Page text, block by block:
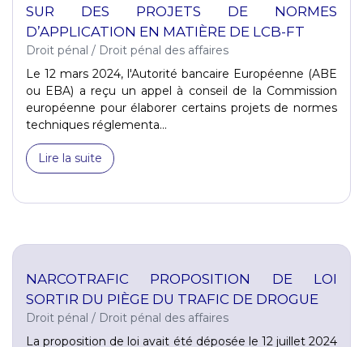
SUR DES PROJETS DE NORMES
D’APPLICATION EN MATIÈRE DE LCB-FT
Droit pénal / Droit pénal des affaires
Le 12 mars 2024, l'Autorité bancaire Européenne (ABE
ou EBA) a reçu un appel à conseil de la Commission
européenne pour élaborer certains projets de normes
techniques réglementa...
Lire la suite
NARCOTRAFIC PROPOSITION DE LOI
SORTIR DU PIÈGE DU TRAFIC DE DROGUE
Droit pénal / Droit pénal des affaires
La proposition de loi avait été déposée le 12 juillet 2024